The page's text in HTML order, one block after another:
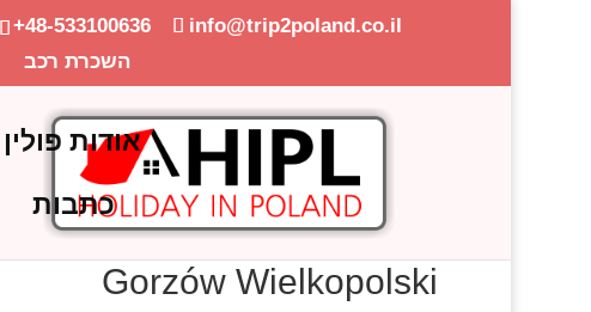
+48-533100636
info@trip2poland.co.il
השכרת רכב
אודות פולין
כתבות
Gorzów Wielkopolski